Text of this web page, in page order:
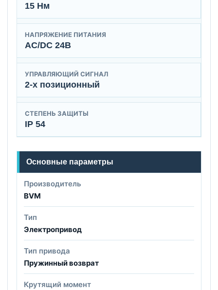
15 Нм
НАПРЯЖЕНИЕ ПИТАНИЯ
AC/DC 24B
УПРАВЛЯЮЩИЙ СИГНАЛ
2-х позиционный
СТЕПЕНЬ ЗАЩИТЫ
IP 54
Основные параметры
Производитель
BVM
Тип
Электропривод
Тип привода
Пружинный возврат
Крутящий момент